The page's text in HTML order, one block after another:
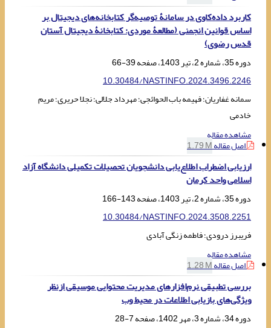
کاربرد داده‌کاوی در سامانۀ توصیه‌گر کتابخانه‌های دیجیتال بر
اساس قوانین انجمنی (مطالعۀ موردی: کتابخانۀ دیجیتال آستان
قدس رضوی)
دوره 35، شماره 2، تیر 1403، صفحه
39-66
10.30484/NASTINFO.2024.3496.2246
سمانه غفاریان؛ فهیمه باب الحوائجی؛ مهرداد جلالی؛ نجلا حریری؛ مریم
خادمی
مشاهده مقاله
اصل مقاله1.79 M
ارزیابی اضطراب اطلاع‌یابی دانشجویان تحصیلات تکمیلی دانشگاه آزاد
اسلامی واحد کرمان
دوره 35، شماره 2، تیر 1403، صفحه
143-166
10.30484/NASTINFO.2024.3508.2251
فریبرز درودی؛ فاطمه زنگی آبادی
مشاهده مقاله
اصل مقاله1.28 M
بررسی تطبیقی نرم‌افزارهای مدیریت محتوایی موسیقی ازنظر
ویژگی‌های بازیابی اطلاعات در محیط وب
دوره 34، شماره 3، مهر 1402، صفحه
7-28